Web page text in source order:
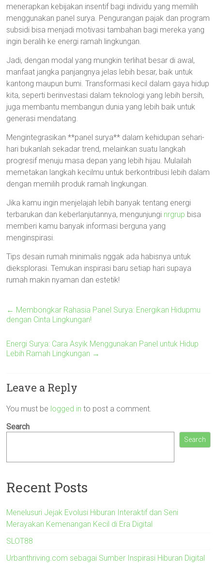
menerapkan kebijakan insentif bagi individu yang memilih
menggunakan panel surya. Pengurangan pajak dan program
subsidi bisa menjadi motivasi tambahan bagi mereka yang
ingin beralih ke energi ramah lingkungan.
Jadi, dengan modal yang mungkin terlihat besar di awal,
manfaat jangka panjangnya jelas lebih besar, baik untuk
kantong maupun bumi. Transformasi kecil dalam gaya hidup
kita, seperti berinvestasi dalam teknologi yang lebih bersih,
juga membantu membangun dunia yang lebih baik untuk
generasi mendatang.
Mengintegrasikan **panel surya** dalam kehidupan sehari-
hari bukanlah sekadar trend, melainkan suatu langkah
progresif menuju masa depan yang lebih hijau. Mulailah
memetakan langkah kecilmu untuk berkontribusi lebih dalam
dengan memilih produk ramah lingkungan.
Jika kamu ingin menjelajah lebih banyak tentang energi
terbarukan dan keberlanjutannya, mengunjungi nrgrup bisa
memberi kamu banyak informasi berguna yang
menginspirasi.
Tips desain rumah minimalis nggak ada habisnya untuk
dieksplorasi. Temukan inspirasi baru setiap hari supaya
rumah makin nyaman dan estetik!
← Membongkar Rahasia Panel Surya: Energikan Hidupmu
dengan Cinta Lingkungan!
Energi Surya: Cara Asyik Menggunakan Panel untuk Hidup
Lebih Ramah Lingkungan →
Leave a Reply
You must be logged in to post a comment.
Search
Search
Recent Posts
Menelusuri Jejak Evolusi Hiburan Interaktif dan Seni
Merayakan Kemenangan Kecil di Era Digital
SLOT88
Urbanthriving.com sebagai Sumber Inspirasi Hiburan Digital